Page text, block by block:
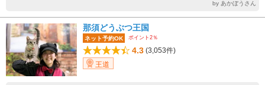
by あかぼうさん
那須どうぶつ王国
ネット予約OK ポイント2％
4.3 (3,053件)
王道